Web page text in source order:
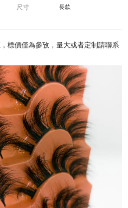
尺寸 長款
標價僅為參攷，量大或者定制請聯系